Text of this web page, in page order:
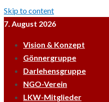
Skip to content
7. August 2026
Vision & Konzept
Gönnergruppe
Darlehensgruppe
NGO-Verein
LKW-Mitglieder